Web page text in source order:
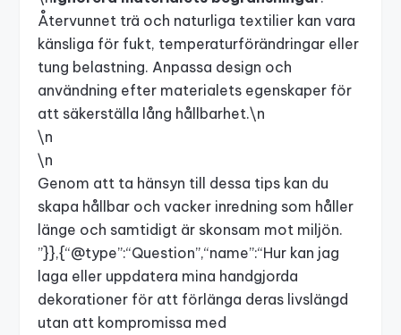
Återvunnet trä och naturliga textilier kan vara
känsliga för fukt, temperaturförändringar eller
tung belastning. Anpassa design och
användning efter materialets egenskaper för
att säkerställa lång hållbarhet.\n
\n
\n
Genom att ta hänsyn till dessa tips kan du
skapa hållbar och vacker inredning som håller
länge och samtidigt är skonsam mot miljön.
”}},{“@type”:“Question”,“name”:“Hur kan jag
laga eller uppdatera mina handgjorda
dekorationer för att förlänga deras livslängd
utan att kompromissa med